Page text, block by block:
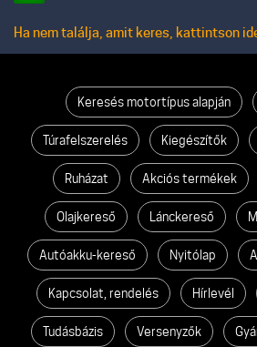
Ha nem találja, amit keres, kattintson
Keresés motortípus alapján
Túrafelszerelés Kiegészítők
Ruházat Akciós termékek
Olajkereső Lánckereső
Autóakku-kereső Nyitólap
Kapcsolat, rendelés Hírlevél
Tudásbázis Versenyzők